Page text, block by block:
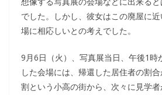
でした。しかし、彼女はこの廃屋に
場に相応しいとの考えでした。
9月6日（火）、写真展当日、午後1時
した会場には、帰還した居住者の割
割という小高の街から、次々に見学者